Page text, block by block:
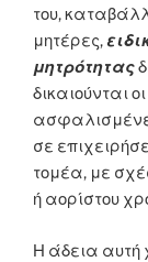
του,
μητέρες,
μητρότητας
δικαιούνται
σε
τομέα, με
ή αορίστου
Η άδεια αυτή